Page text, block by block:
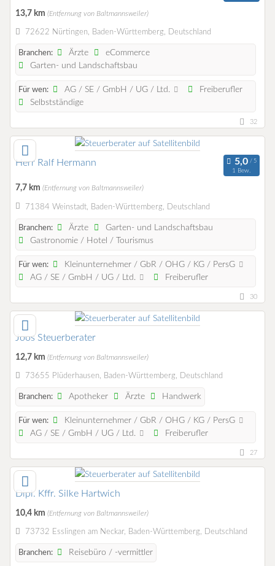
13,7 km (Entfernung von Baltmannsweiler)
72622 Nürtingen, Baden-Württemberg, Deutschland
Branchen: Ärzte
eCommerce
Garten- und Landschaftsbau
Für wen: AG / SE / GmbH / UG / Ltd.
Freiberufler
Selbstständige
32
Herr Ralf Hermann
1 Bew.
7,7 km (Entfernung von Baltmannsweiler)
71384 Weinstadt, Baden-Württemberg, Deutschland
Branchen: Ärzte
Garten- und Landschaftsbau
Gastronomie / Hotel / Tourismus
Für wen:
Kleinunternehmer / GbR / OHG / KG / PersG
AG / SE / GmbH / UG / Ltd.
Freiberufler
30
Joos Steuerberater
12,7 km (Entfernung von Baltmannsweiler)
73655 Plüderhausen, Baden-Württemberg, Deutschland
Branchen: Apotheker Ärzte Handwerk
Für wen:
Kleinunternehmer / GbR / OHG / KG / PersG
AG / SE / GmbH / UG / Ltd.
Freiberufler
27
Dipl. Kffr. Silke Hartwich
10,4 km (Entfernung von Baltmannsweiler)
73732 Esslingen am Neckar, Baden-Württemberg, Deutschland
Branchen: Reisebüro / -vermittler